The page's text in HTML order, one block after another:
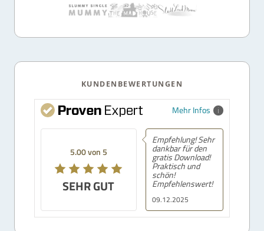
KUNDENBEWERTUNGEN
Mehr Infos
5.00 von 5
SEHR GUT
09.12.2025
Empfehlung! Sehr
dankbar für den
gratis Download!
Praktisch und
schön!
Empfehlenswert!